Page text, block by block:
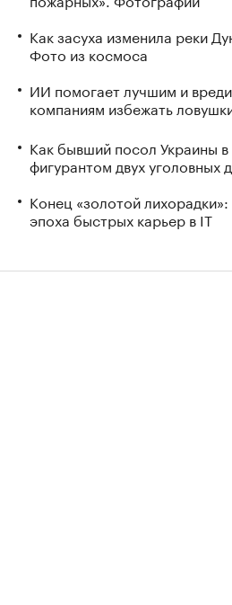
Как засуха изменила реки
Фото из космоса
ИИ помогает лучшим и
компаниям избежать
Как бывший посол Украины
фигурантом двух уголовных
Конец «золотой
эпоха быстрых карьер в IT